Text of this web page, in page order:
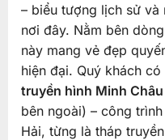
– biểu tượng lịch sử
nơi đây. Nằm bên dòng
này mang vẻ đẹp
hiện đại. Quý khách
truyền hình Minh
bên ngoài) – công
Hải, từng là tháp